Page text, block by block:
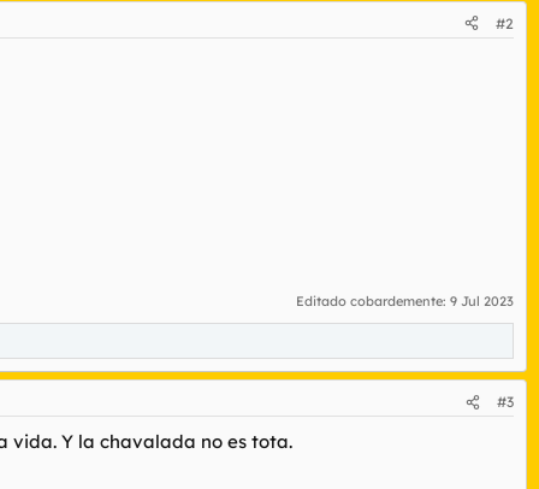
#2
Editado cobardemente: 9 Jul 2023
#3
vida. Y la chavalada no es tota.